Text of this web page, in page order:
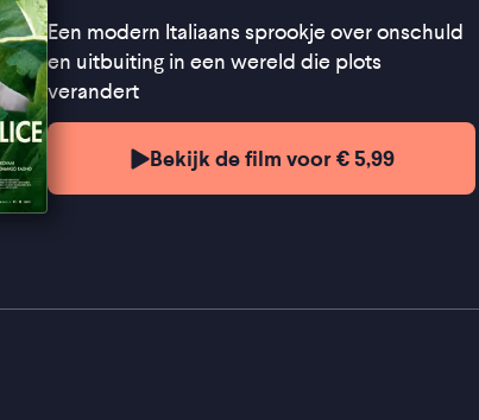
Een modern Italiaans sprookje over onschuld
en uitbuiting in een wereld die plots
verandert
Bekijk de film voor € 5,99